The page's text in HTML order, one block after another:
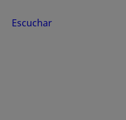
Escuchar